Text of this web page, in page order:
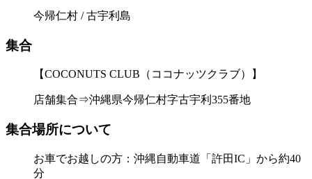
今帰仁村 / 古宇利島
集合
【COCONUTS CLUB（ココナッツクラブ）】
店舗集合⇒沖縄県今帰仁村字古宇利355番地
集合場所について
お車でお越しの方：沖縄自動車道「許田IC」から約40
分